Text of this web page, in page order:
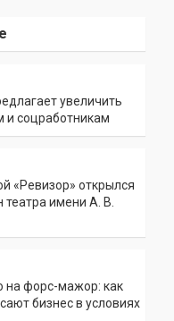
увеличить
и соцработникам
«Ревизор» открылся
театра имени А. В.
на форс-мажор: как
бизнес в условиях